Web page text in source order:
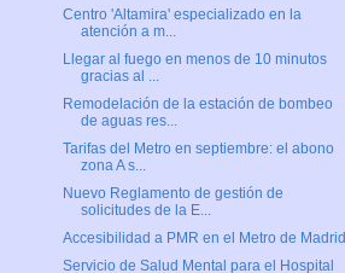
Centro 'Altamira' especializado en la
atención a m...
Llegar al fuego en menos de 10 minutos
gracias al ...
Remodelación de la estación de bombeo
de aguas res...
Tarifas del Metro en septiembre: el abono
zona A s...
Nuevo Reglamento de gestión de
solicitudes de la E...
Accesibilidad a PMR en el Metro de Madrid
Servicio de Salud Mental para el Hospital